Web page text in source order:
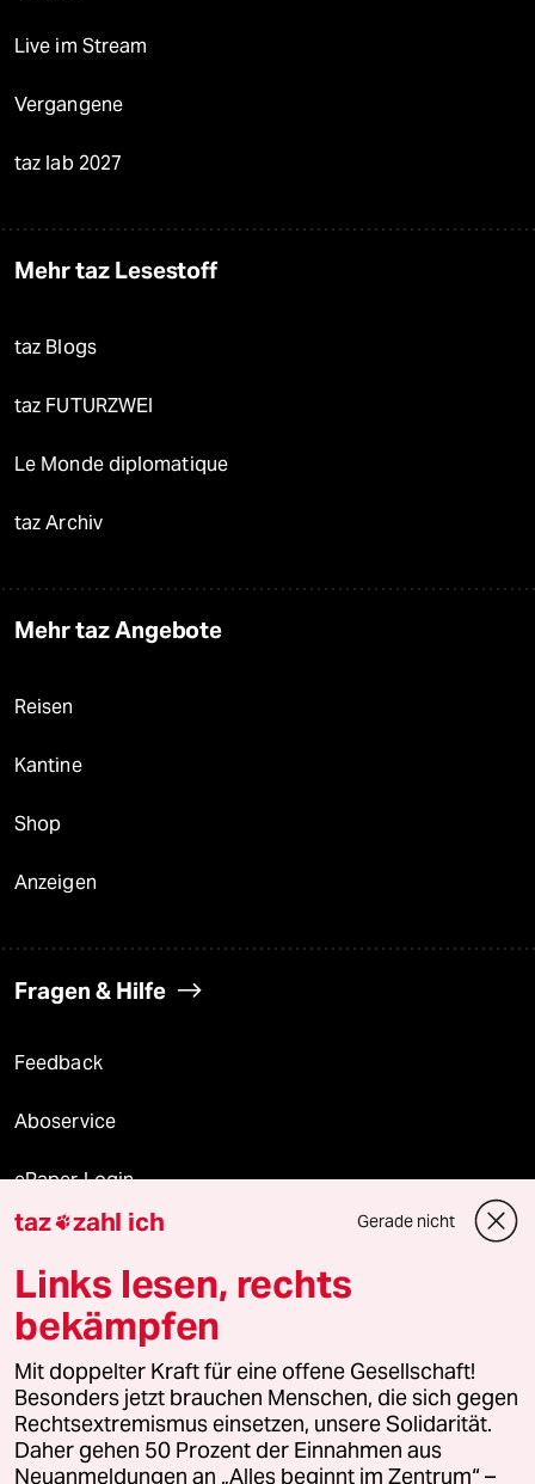
Live im Stream
Vergangene
taz lab 2027
Mehr taz Lesestoff
taz Blogs
taz FUTURZWEI
Le Monde diplomatique
taz Archiv
Mehr taz Angebote
Reisen
Kantine
Shop
Anzeigen
Fragen & Hilfe
Feedback
Aboservice
ePaper Login
Downloads für Abonnierende
© 2026 taz Verlags und Vertriebs GmbH
Alle Rechte vorbehalten. Bei rechtlichen Fragen oder für Genehmigungen
wenden Sie sich bitte an
lizenzen@taz.de
Feedback Redaktionsstatut Kommune-Richtlinien
taz zahl ich Gerade nicht
Links lesen, rechts
bekämpfen
Mit doppelter Kraft für eine offene Gesellschaft!
Besonders jetzt brauchen Menschen, die sich gegen
Rechtsextremismus einsetzen, unsere Solidarität.
Daher gehen 50 Prozent der Einnahmen aus
Neuanmeldungen an „Alles beginnt im Zentrum“ –